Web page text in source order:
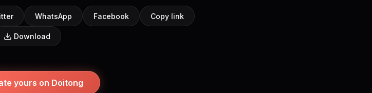
WhatsApp Facebook Copy link
Download
yours on Doitong